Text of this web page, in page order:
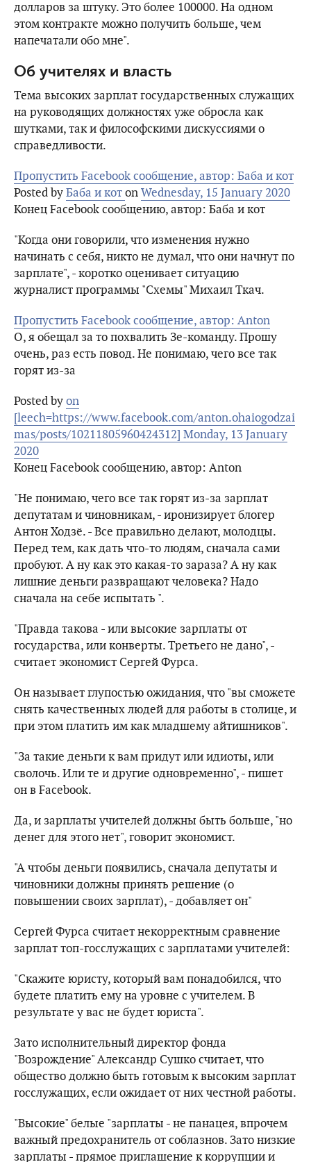
долларов за штуку. Это более 100000. На одном
этом контракте можно получить больше, чем
напечатали обо мне".
Об учителях и власть
Тема высоких зарплат государственных служащих
на руководящих должностях уже обросла как
шутками, так и философскими дискуссиями о
справедливости.
Пропустить Facebook сообщение, автор: Баба и кот
Posted byБаба и котonWednesday, 15 January 2020
Конец Facebook сообщению, автор: Баба и кот
"Когда они говорили, что изменения нужно
начинать с себя, никто не думал, что они начнут по
зарплате", - коротко оценивает ситуацию
журналист программы "Схемы" Михаил Ткач.
Пропустить Facebook сообщение, автор: Anton
О, я обещал за то похвалить Зе-команду. Прошу
очень, раз есть повод. Не понимаю, чего все так
горят из-за
Posted byon
[leech=https://www.facebook.com/anton.ohaiogodzai
mas/posts/10211805960424312] Monday, 13 January
2020
Конец Facebook сообщению, автор: Anton
"Не понимаю, чего все так горят из-за зарплат
депутатам и чиновникам, - иронизирует блогер
Антон Ходзё. - Все правильно делают, молодцы.
Перед тем, как дать что-то людям, сначала сами
пробуют. А ну как это какая-то зараза? А ну как
лишние деньги развращают человека? Надо
сначала на себе испытать ".
"Правда такова - или высокие зарплаты от
государства, или конверты. Третьего не дано", -
считает экономист Сергей Фурса.
Он называет глупостью ожидания, что "вы сможете
снять качественных людей для работы в столице, и
при этом платить им как младшему айтишников".
"За такие деньги к вам придут или идиоты, или
сволочь. Или те и другие одновременно", - пишет
он в Facebook.
Да, и зарплаты учителей должны быть больше, "но
денег для этого нет", говорит экономист.
"А чтобы деньги появились, сначала депутаты и
чиновники должны принять решение (о
повышении своих зарплат), - добавляет он"
Сергей Фурса считает некорректным сравнение
зарплат топ-госслужащих с зарплатами учителей:
"Скажите юристу, который вам понадобился, что
будете платить ему на уровне с учителем. В
результате у вас не будет юриста".
Зато исполнительный директор фонда
"Возрождение" Александр Сушко считает, что
общество должно быть готовым к высоким зарплат
госслужащих, если ожидает от них честной работы.
"Высокие" белые "зарплаты - не панацея, впрочем
важный предохранитель от соблазнов. Зато низкие
зарплаты - прямое приглашение к коррупции и